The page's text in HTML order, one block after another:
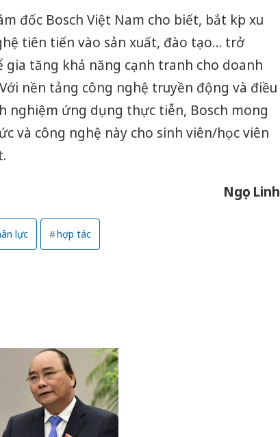
đốc Bosch Việt Nam cho biết, bắt kịp xu
tiên tiến vào sản xuất, đào tạo… trở
tăng khả năng cạnh tranh cho doanh
nền tảng công nghệ truyền động và điều
nghiệm ứng dụng thực tiễn, Bosch mong
và công nghệ này cho sinh viên/học viên
Ngọc Linh
lực hợp tác
Công an Thanh Hóa
tìm bị hại trong vụ
án sản xuất, buôn
bán yến sào giả